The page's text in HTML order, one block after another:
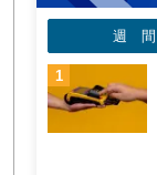
週 間